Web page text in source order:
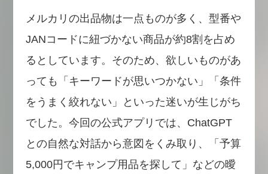
メルカリの出品物は一点ものが多く、型番や
JANコードに紐づかない商品が約8割を占め
るとしています。そのため、欲しいものがあ
っても「キーワードが思いつかない」「条件
をうまく絞れない」といった迷いが生じがち
でした。今回の公式アプリでは、ChatGPT
との自然な対話から意図をくみ取り、「予算
5,000円でキャンプ用品を探して」などの曖